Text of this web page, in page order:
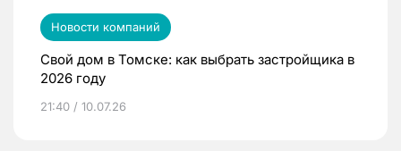
Новости компаний
Свой дом в Томске: как выбрать застройщика в
2026 году
21:40 / 10.07.26